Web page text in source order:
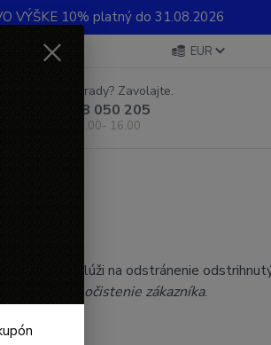
VÝŠKE 10% platný do 31.08.2026
EUR
Neviete si rady? Zavolajte.
+421 948 050 205
Denne od 8.00- 16.00
, ktorá slúži na odstránenie
a pohodlné očistenie zákazníka.